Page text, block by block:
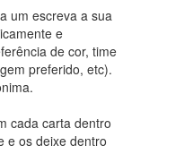
um escreva a sua
e
de cor, time
preferido, etc).
cada carta dentro
e os deixe dentro